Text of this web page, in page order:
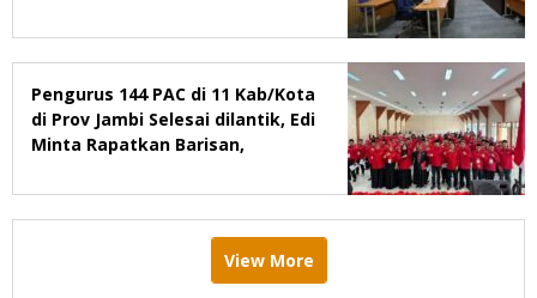
Pengurus 144 PAC di 11 Kab/Kota
di Prov Jambi Selesai dilantik, Edi
Minta Rapatkan Barisan,
View More